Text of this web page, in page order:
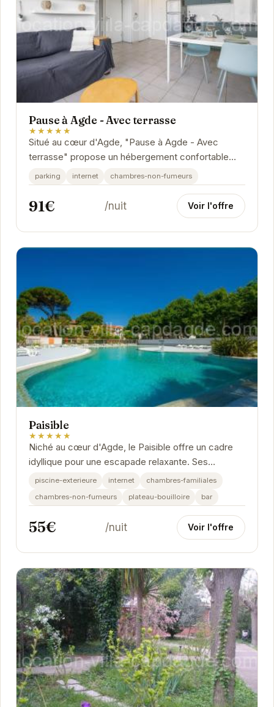
Pause à Agde - Avec terrasse
★★★★★
Situé au cœur d'Agde, "Pause à Agde - Avec
terrasse" propose un hébergement confortable
avec une terrasse privative. Idéal pour les couples
et...
parking internet chambres-non-fumeurs
91€ /nuit Voir l'offre
Paisible
★★★★★
Niché au cœur d'Agde, le Paisible offre un cadre
idyllique pour une escapade relaxante. Ses
installations modernes et son ambiance
piscine-exterieure internet
chambres-familiales
chambres-non-fumeurs
plateau-bouilloire bar
55€ /nuit Voir l'offre